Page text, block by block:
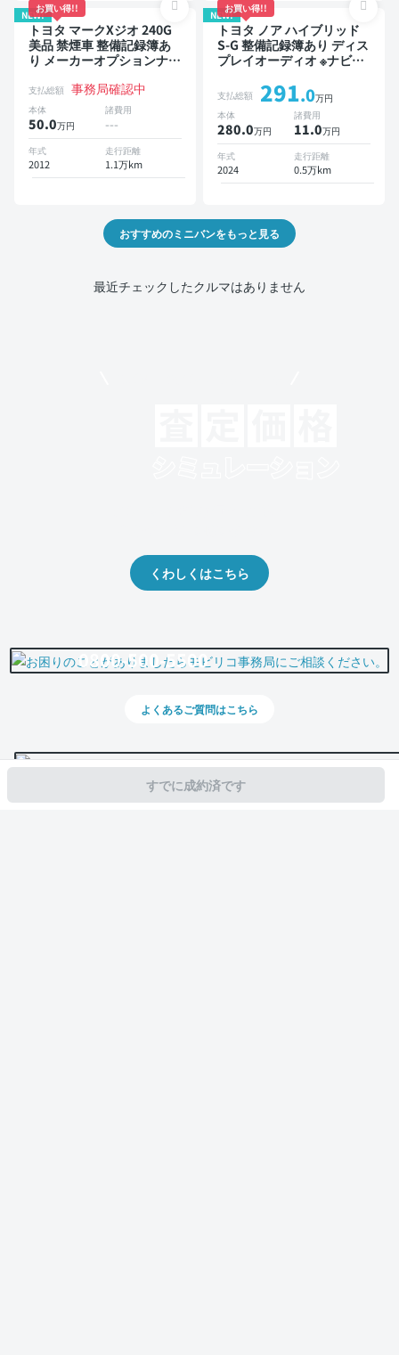
すでに成約済です
NEW!
お買い得!!
トヨタ マークXジオ 240G
美品 禁煙車 整備記録簿あ
り メーカーオプションナビ
ETC バックモニター 7人乗
り
支払総額 事務局確認中
本体
50.0万円
諸費用
---
年式
2012
走行距離
1.1万km
NEW!
お買い得!!
トヨタ ノア ハイブリッド
S-G 整備記録簿あり ディス
プレイオーディオ ※ナビキ
ズ 3列シート スマートキー
バックモニター ドライブレ
コーダー 衝突軽減 7人乗り
支払総額 291.0万円
本体
280.0万円
諸費用
11.0万円
年式
2024
走行距離
0.5万km
おすすめのミニバンをもっと見る
最近チェックしたクルマはありません
くわしくはこちら
0800-500-5500
よくあるご質問はこちら